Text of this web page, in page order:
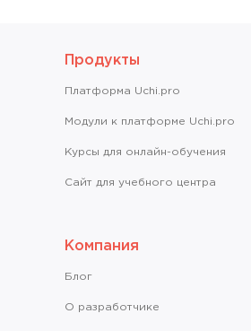
Продукты
Платформа Uchi.pro
Модули к платформе Uchi.pro
Курсы для онлайн-обучения
Сайт для учебного центра
Компания
Блог
О разработчике